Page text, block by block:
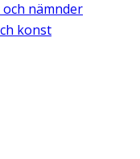
nämnder
konst